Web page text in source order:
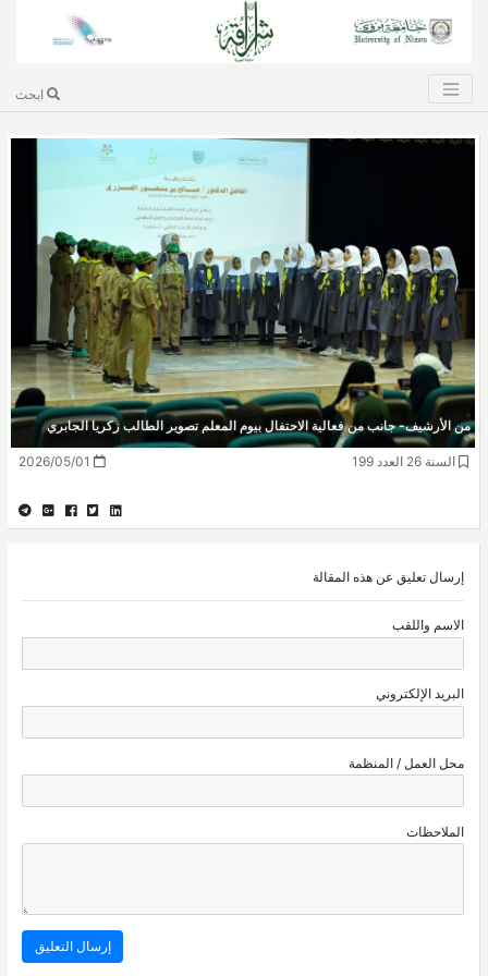
ابحث
من الأرشيف- جانب من فعالية الاحتفال بيوم المعلم تصوير الطالب زكريا الجابري
السنة 26 العدد 199
إرسال تعليق عن هذه المقالة
الاسم واللقب
البريد الإلكتروني
محل العمل / المنظمة
الملاحظات